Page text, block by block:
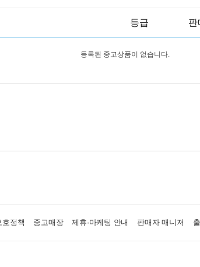
등급
등록된 중고상품이 없습니다.
호정책 중고매장 제휴·마케팅 안내 판매자 매니저